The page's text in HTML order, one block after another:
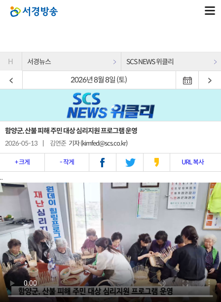
H 서경뉴스 SCS NEWS 위클리
2026년 8월 8일 (토)
함양군, 산불 피해 주민 대상 심리지원 프로그램 운영
2026-05-13 김연준 기자 (kimfed@scs.co.kr)
+ 크게 - 작게 URL 복사
..